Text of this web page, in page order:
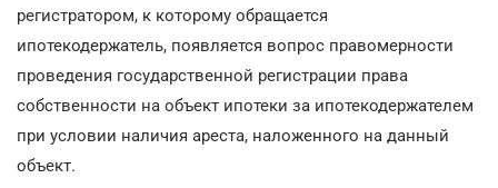
регистратором, к которому обращается
ипотекодержатель, появляется вопрос правомерности
проведения государственной регистрации права
собственности на объект ипотеки за ипотекодержателем
при условии наличия ареста, наложенного на данный
объект.